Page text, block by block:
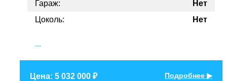
Гараж:
Нет
Цоколь:
Нет
...
Цена: 5 032 000 ₽ Подробнее ▶